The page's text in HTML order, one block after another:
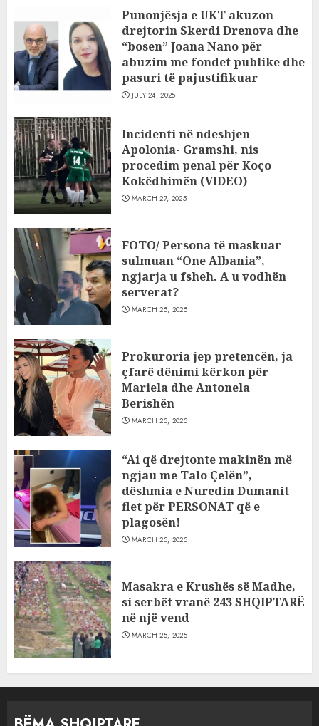
Punonjësja e UKT akuzon
drejtorin Skerdi Drenova dhe
“bosen” Joana Nano për
abuzim me fondet publike dhe
pasuri të pajustifikuar
JULY 24, 2025
Incidenti në ndeshjen
Apolonia- Gramshi, nis
procedim penal për Koço
Kokëdhimën (VIDEO)
MARCH 27, 2025
FOTO/ Persona të maskuar
sulmuan “One Albania”,
ngjarja u fsheh. A u vodhën
serverat?
MARCH 25, 2025
Prokuroria jep pretencën, ja
çfarë dënimi kërkon për
Mariela dhe Antonela
Berishën
MARCH 25, 2025
“Ai që drejtonte makinën më
ngjau me Talo Çelën”,
dëshmia e Nuredin Dumanit
flet për PERSONAT që e
plagosën!
MARCH 25, 2025
Masakra e Krushës së Madhe,
si serbët vranë 243 SHQIPTARË
në një vend
MARCH 25, 2025